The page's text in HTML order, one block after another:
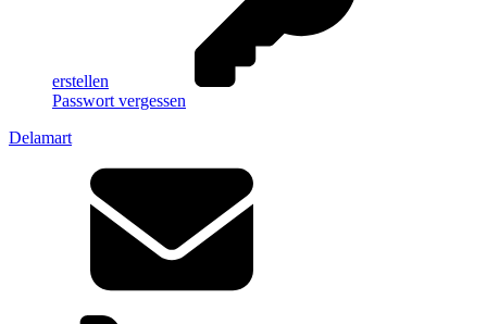
erstellen
Passwort vergessen
Delamart